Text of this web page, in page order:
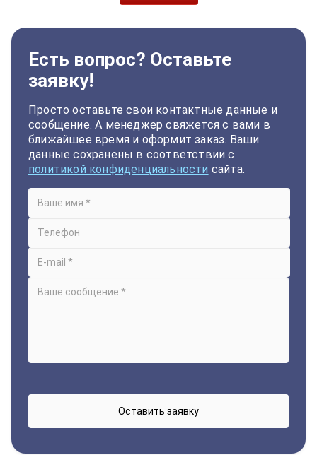
Есть вопрос? Оставьте
заявку!
Просто оставьте свои контактные данные и
сообщение. А менеджер свяжется с вами в
ближайшее время и оформит заказ. Ваши
данные сохранены в соответствии с
политикой конфиденциальности сайта.